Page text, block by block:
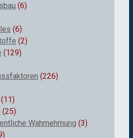
(6)
(6)
(2)
(129)
(226)
(11)
(25)
Wahrnehmung (3)